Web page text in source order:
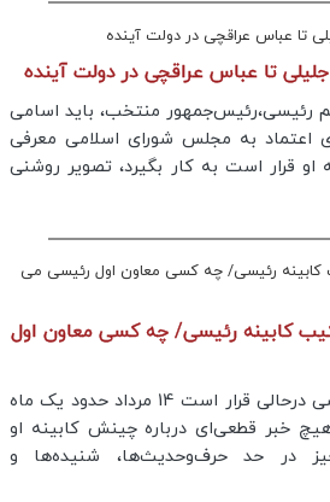
تا عباس عراقچی در دولت آینده
رئیسی،رئیس‌جمهور منتخب، باید اسامی
اعتماد به مجلس شورای اسلامی معرفی
او قرار است به کار بگیرد، تصویر روشنی
کابینه رئیسی/ چه کسی معاون اول
مراسم تحلیف ابراهیم رئیسی درحالی قرار است 14 مرداد حدود یک ماه
خبر قطعی‌ای درباره چینش کابینه او
در حد حرف‌وحدیث‌ها، شنیده‌ها و